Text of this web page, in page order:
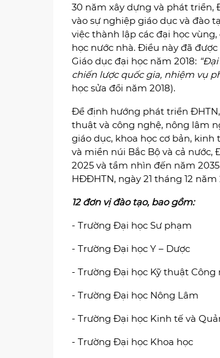
30 năm xây dựng và phát triển,
vào sự nghiệp giáo dục và đào
việc thành lập các đại học
học nước nhà. Điều này đã
Giáo dục đại học năm 2018:
chiến lược quốc gia, nhiệm vụ
học sửa đổi năm 2018).
Để định hướng phát triển
thuật và công nghệ, nông lâm
giáo dục, khoa học cơ bản, kinh
và miền núi Bắc Bộ và cả nước,
2025 và tầm nhìn đến năm
HĐĐHTN, ngày 21 tháng 12 năm
12 đơn vị đào tạo, bao gồm:
- Trường Đại học Sư phạm
- Trường Đại học Y – Dược
- Trường Đại học Kỹ thuật Công
- Trường Đại học Nông Lâm
- Trường Đại học Kinh tế và
- Trường Đại học Khoa học